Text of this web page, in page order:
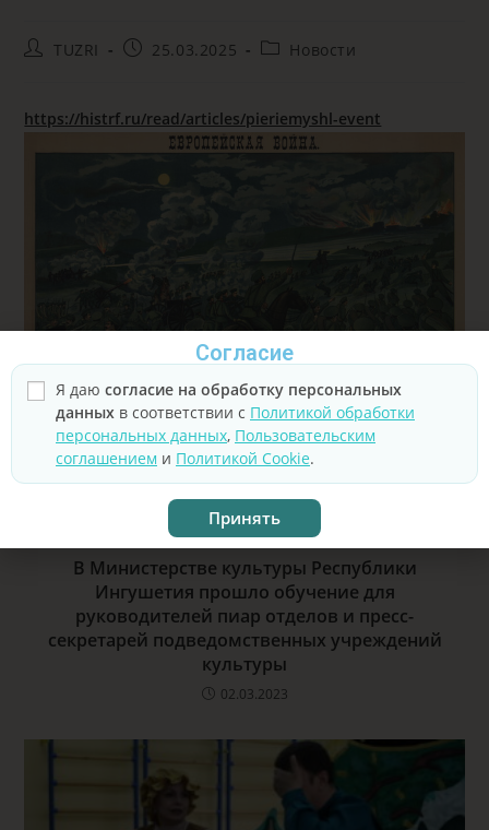
TUZRI 25.03.2025 Новости
https://histrf.ru/read/articles/pieriemyshl-event
ВАМ ТАКЖЕ МОЖЕТ ПОНРАВИТЬСЯ
В Министерстве культуры Республики
Ингушетия прошло обучение для
руководителей пиар отделов и пресс-
секретарей подведомственных учреждений
культуры
02.03.2023
Согласие
Я даю согласие на обработку персональных
данных в соответствии с Политикой обработки
персональных данных, Пользовательским
соглашением и Политикой Cookie.
Принять